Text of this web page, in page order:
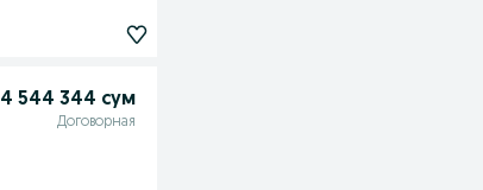
4 544 344 сум
Договорная